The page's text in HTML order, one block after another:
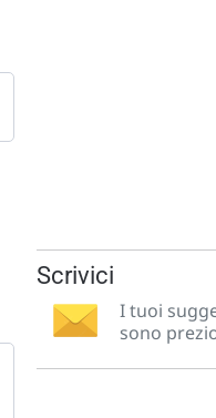
Scrivici
I tuoi
sono